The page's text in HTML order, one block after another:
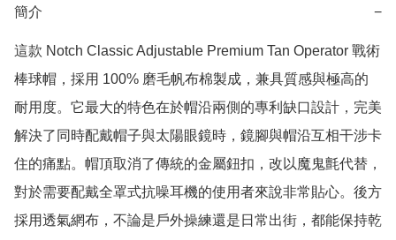
簡介 −
這款 Notch Classic Adjustable Premium Tan Operator 戰術
棒球帽，採用 100% 磨毛帆布棉製成，兼具質感與極高的
耐用度。它最大的特色在於帽沿兩側的專利缺口設計，完美
解決了同時配戴帽子與太陽眼鏡時，鏡腳與帽沿互相干涉卡
住的痛點。帽頂取消了傳統的金屬鈕扣，改以魔鬼氈代替，
對於需要配戴全罩式抗噪耳機的使用者來說非常貼心。後方
採用透氣網布，不論是戶外操練還是日常出街，都能保持乾